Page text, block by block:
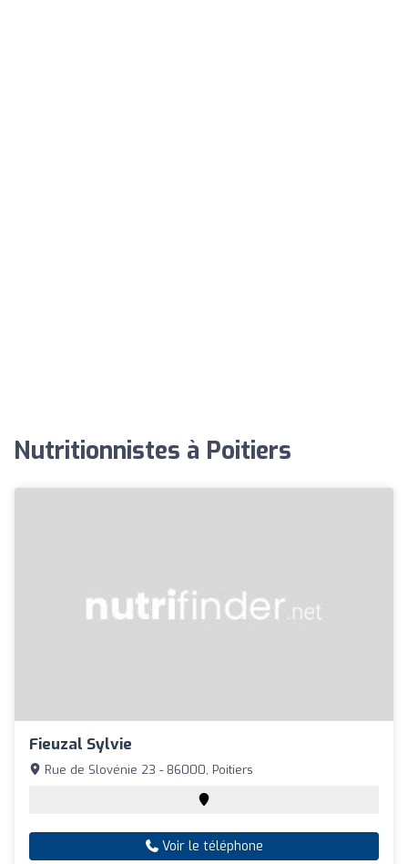
Nutritionnistes à Poitiers
Fieuzal Sylvie
Rue de Slovénie 23 - 86000, Poitiers
Voir le téléphone